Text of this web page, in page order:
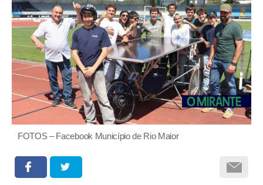
FOTOS – Facebook Município de Rio Maior